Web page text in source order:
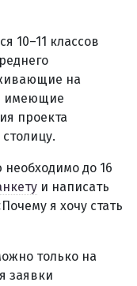
10–11 классов
на
имеющие
проекта
до 16
и написать
я хочу стать
только на
заявки